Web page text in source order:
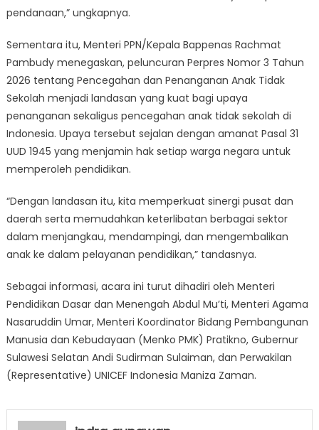
pendanaan,” ungkapnya.
Sementara itu, Menteri PPN/Kepala Bappenas Rachmat
Pambudy menegaskan, peluncuran Perpres Nomor 3 Tahun
2026 tentang Pencegahan dan Penanganan Anak Tidak
Sekolah menjadi landasan yang kuat bagi upaya
penanganan sekaligus pencegahan anak tidak sekolah di
Indonesia. Upaya tersebut sejalan dengan amanat Pasal 31
UUD 1945 yang menjamin hak setiap warga negara untuk
memperoleh pendidikan.
“Dengan landasan itu, kita memperkuat sinergi pusat dan
daerah serta memudahkan keterlibatan berbagai sektor
dalam menjangkau, mendampingi, dan mengembalikan
anak ke dalam pelayanan pendidikan,” tandasnya.
Sebagai informasi, acara ini turut dihadiri oleh Menteri
Pendidikan Dasar dan Menengah Abdul Mu’ti, Menteri Agama
Nasaruddin Umar, Menteri Koordinator Bidang Pembangunan
Manusia dan Kebudayaan (Menko PMK) Pratikno, Gubernur
Sulawesi Selatan Andi Sudirman Sulaiman, dan Perwakilan
(Representative) UNICEF Indonesia Maniza Zaman.